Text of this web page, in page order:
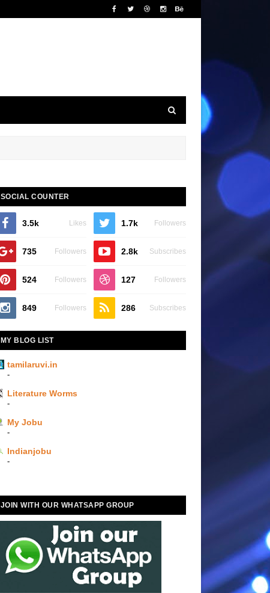
SOCIAL COUNTER
3.5k Likes 1.7k Followers
735 Followers 2.8k Subscribes
524 Followers 127 Followers
849 Followers 286 Subscribes
MY BLOG LIST
tamilaruvi.in
-
Literature Worms
-
My Jobu
-
Indianjobu
-
JOIN WITH OUR WHATSAPP GROUP